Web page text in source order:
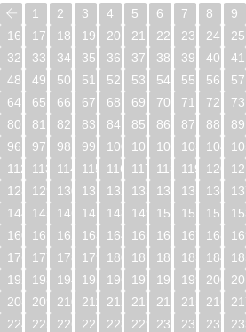
1 2 3 4 5 6 7 8 9
16
17 18 19 20 21 22 23 24 25
32
33 34 35 36 37 38 39 40 41
48
49 50 51 52 53 54 55 56 57
64
65 66 67 68 69 70 71 72 73
80
81 82 83 84 85 86 87 88 89
96
97 98 99 100 101 102 103 104 105
112
113 114 115 116 117 118 119 120 121
128
129 130 131 132 133 134 135 136 137
144
145 146 147 148 149 150 151 152 153
160
161 162 163 164 165 166 167 168 169
176
177 178 179 180 181 182 183 184 185
192
193 194 195 196 197 198 199 200 201
208
209 210 211 212 213 214 215 216 217
224
225 226 227 228 229 230 231 232 233